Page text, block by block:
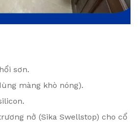
sơn.
màng khò nóng).
nở (Sika Swellstop) cho cổ